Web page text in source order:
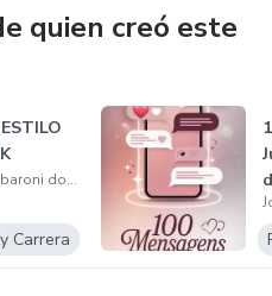
quien creó este
Joao pedro baroni dos santos
Carrera